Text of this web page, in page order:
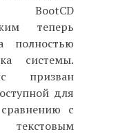
BootCD
теперь
полностью
системы.
призван
для
с